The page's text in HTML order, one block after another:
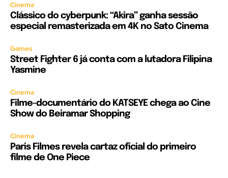
Cinema
Clássico do cyberpunk: “Akira” ganha sessão
especial remasterizada em 4K no Sato Cinema
Games
Street Fighter 6 já conta com a lutadora Filipina
Yasmine
Cinema
Filme-documentário do KATSEYE chega ao Cine
Show do Beiramar Shopping
Cinema
Paris Filmes revela cartaz oficial do primeiro
filme de One Piece